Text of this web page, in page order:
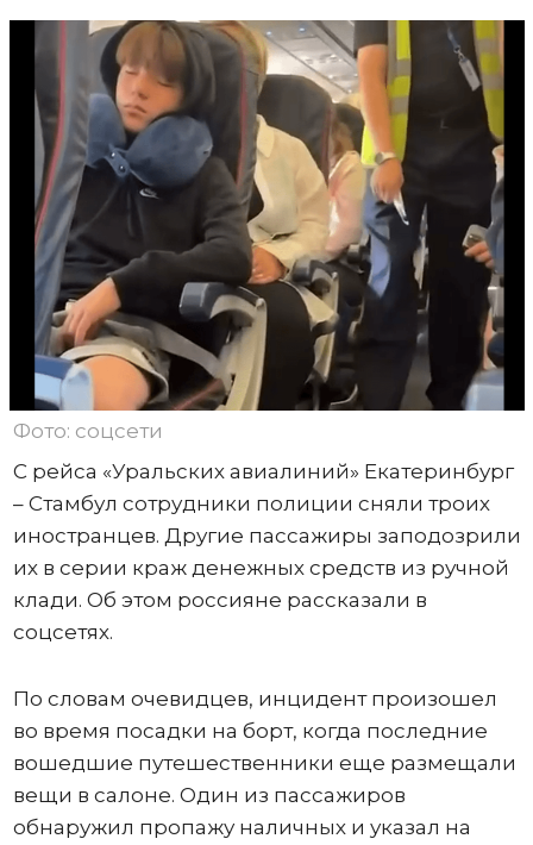
Фото: соцсети
С рейса «Уральских авиалиний» Екатеринбург
– Стамбул сотрудники полиции сняли троих
иностранцев. Другие пассажиры заподозрили
их в серии краж денежных средств из ручной
клади. Об этом россияне рассказали в
соцсетях.
По словам очевидцев, инцидент произошел
во время посадки на борт, когда последние
вошедшие путешественники еще размещали
вещи в салоне. Один из пассажиров
обнаружил пропажу наличных и указал на